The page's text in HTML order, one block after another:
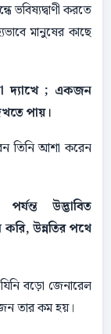
ভবিষ্যদ্বাণী করতে
মানুষের কাছে
দ্যাখে ; একজন
পায়।
তিনি আশা করেন
উদ্ভাবিত
উন্নতির পথে
বড়াে জেনারেল
তার কম হয়।